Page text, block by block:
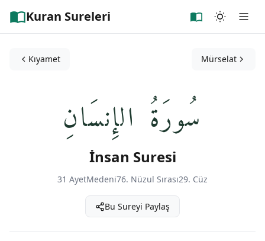
Kuran Sureleri
Kıyamet Mürselat
سُورَةُ الإِنسَانِ
İnsan Suresi
31 AyetMedeni76. Nüzul Sırası29. Cüz
Bu Sureyi Paylaş